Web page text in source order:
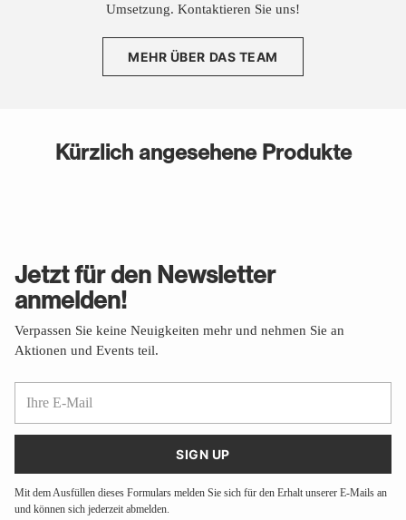
Umsetzung. Kontaktieren Sie uns!
MEHR ÜBER DAS TEAM
Kürzlich angesehene Produkte
Jetzt für den Newsletter
anmelden!
Verpassen Sie keine Neuigkeiten mehr und nehmen Sie an
Aktionen und Events teil.
SIGN UP
Mit dem Ausfüllen dieses Formulars melden Sie sich für den Erhalt unserer E-Mails an
und können sich jederzeit abmelden.